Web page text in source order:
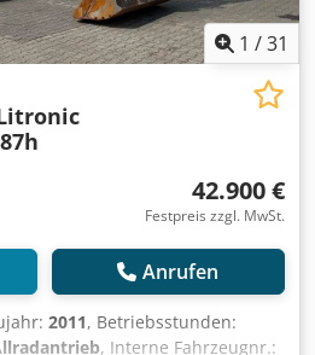
1 /31
42.900 €
Festpreis zzgl. MwSt.
Anrufen
2011, Betriebsstunden:
, Interne Fahrzeugnr.: